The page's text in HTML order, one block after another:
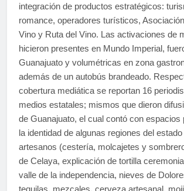
integración de productos estratégicos:
romance, operadores turísticos,
Vino y Ruta del Vino. Las activaciones de
hicieron presentes en Mundo Imperial,
Guanajuato y volumétricas en zona
además de un autobús brandeado.
cobertura mediática se reportan 16
medios estatales; mismos que dieron
de Guanajuato, el cual contó con espacios
la identidad de algunas regiones del
artesanos (cestería, molcajetes y
de Celaya, explicación de tortilla
valle de la independencia, nieves de
tequilas, mezcales, cerveza artesanal,